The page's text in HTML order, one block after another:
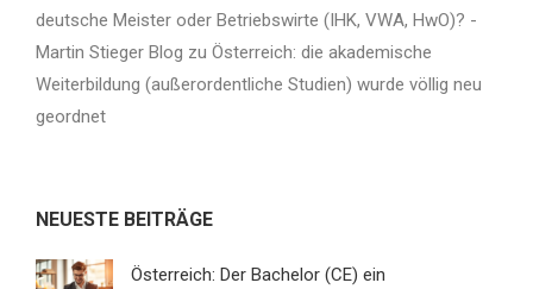
deutsche Meister oder Betriebswirte (IHK, VWA, HwO)? -
Martin Stieger Blog zu Österreich: die akademische
Weiterbildung (außerordentliche Studien) wurde völlig neu
geordnet
NEUESTE BEITRÄGE
Österreich: Der Bachelor (CE) ein